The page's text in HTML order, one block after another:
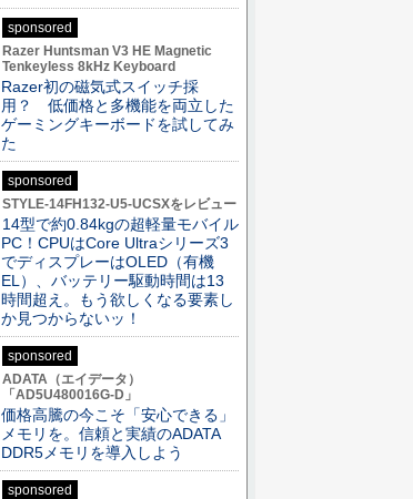
sponsored
Razer Huntsman V3 HE Magnetic
Tenkeyless 8kHz Keyboard
Razer初の磁気式スイッチ採
用？ 低価格と多機能を両立した
ゲーミングキーボードを試してみ
た
sponsored
STYLE-14FH132-U5-UCSXをレビュー
14型で約0.84kgの超軽量モバイル
PC！CPUはCore Ultraシリーズ3
でディスプレーはOLED（有機
EL）、バッテリー駆動時間は13
時間超え。もう欲しくなる要素し
か見つからないッ！
sponsored
ADATA（エイデータ）
「AD5U480016G-D」
価格高騰の今こそ「安心できる」
メモリを。信頼と実績のADATA
DDR5メモリを導入しよう
sponsored